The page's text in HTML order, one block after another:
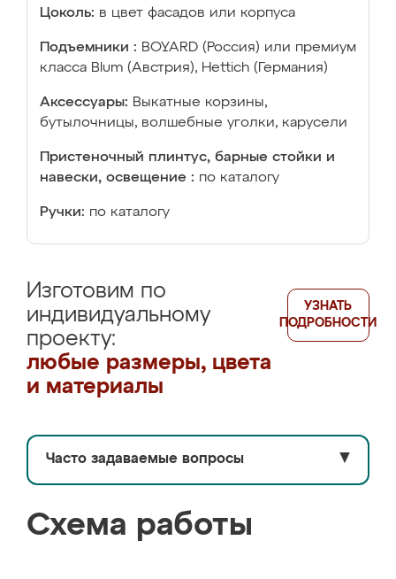
Цоколь: в цвет фасадов или корпуса
Подъемники : BOYARD (Россия) или премиум
класса Blum (Австрия), Hettich (Германия)
Аксессуары: Выкатные корзины,
бутылочницы, волшебные уголки, карусели
Пристеночный плинтус, барные стойки и
навески, освещение : по каталогу
Ручки: по каталогу
Изготовим по
индивидуальному
проекту:
любые размеры, цвета
и материалы
УЗНАТЬ
ПОДРОБНОСТИ
Часто задаваемые вопросы ▼
Схема работы